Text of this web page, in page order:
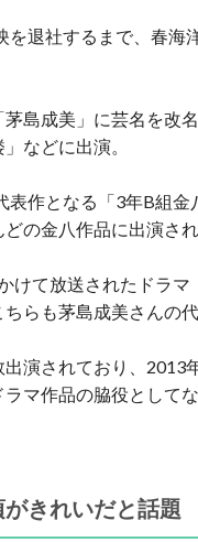
を退社するまで、春海
島成美」に芸名を改
などに出演。
表作となる「3年B組
の金八作品に出演され
けて放送されたドラ
らも茅島成美さんの
演されており、2013
マ作品の脇役として
きれいだと話題